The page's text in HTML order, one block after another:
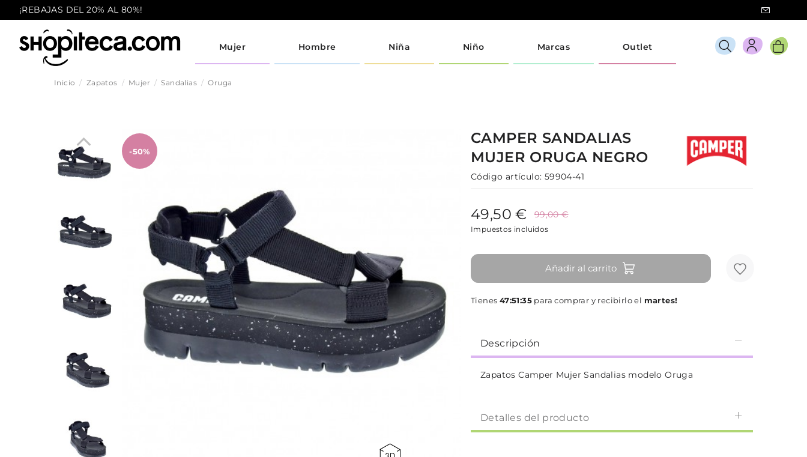
¡REBAJAS DEL 20% AL 80%!
Mujer Hombre Niña Niño Marcas Outlet
Inicio Zapatos Mujer Sandalias Oruga
-50%
CAMPER SANDALIAS
MUJER ORUGA NEGRO
Código artículo: 59904-41
49,50 € 99,00 €
Impuestos incluidos
Añadir al carrito
Tienes 47:51:34 para comprar y recibirlo el martes!
Descripción
Zapatos Camper Mujer Sandalias modelo Oruga
Detalles del producto